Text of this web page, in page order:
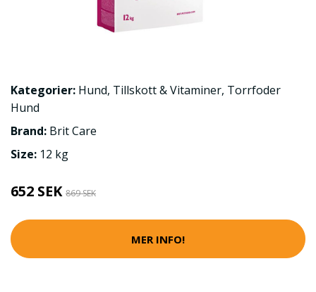
Kategorier: Hund, Tillskott & Vitaminer, Torrfoder
Hund
Brand: Brit Care
Size: 12 kg
652 SEK 869 SEK
MER INFO!